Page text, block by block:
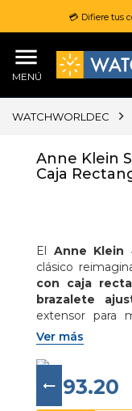
💳 Difiere tus
MENÚ
WATCHWORLDEC
Anne Klein
Caja
El Anne Klein
clásico
con caja
brazalete
extensor para
cristal mineral
movimiento
combina
cualquier ocasión.
Ver más
$ 193.20